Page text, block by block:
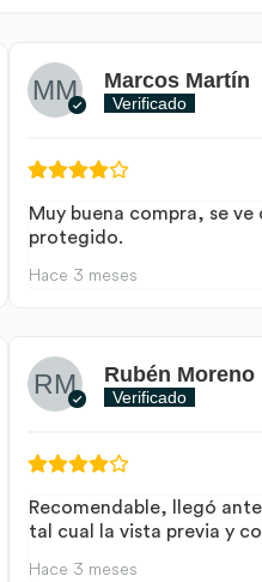
Marcos Martín
Verificado
Muy buena compra, se ve
protegido.
Hace 3 meses
Rubén Moreno
Verificado
Recomendable, llegó
tal cual la vista previa y
Hace 3 meses